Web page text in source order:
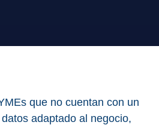
que no cuentan con un
adaptado al negocio,